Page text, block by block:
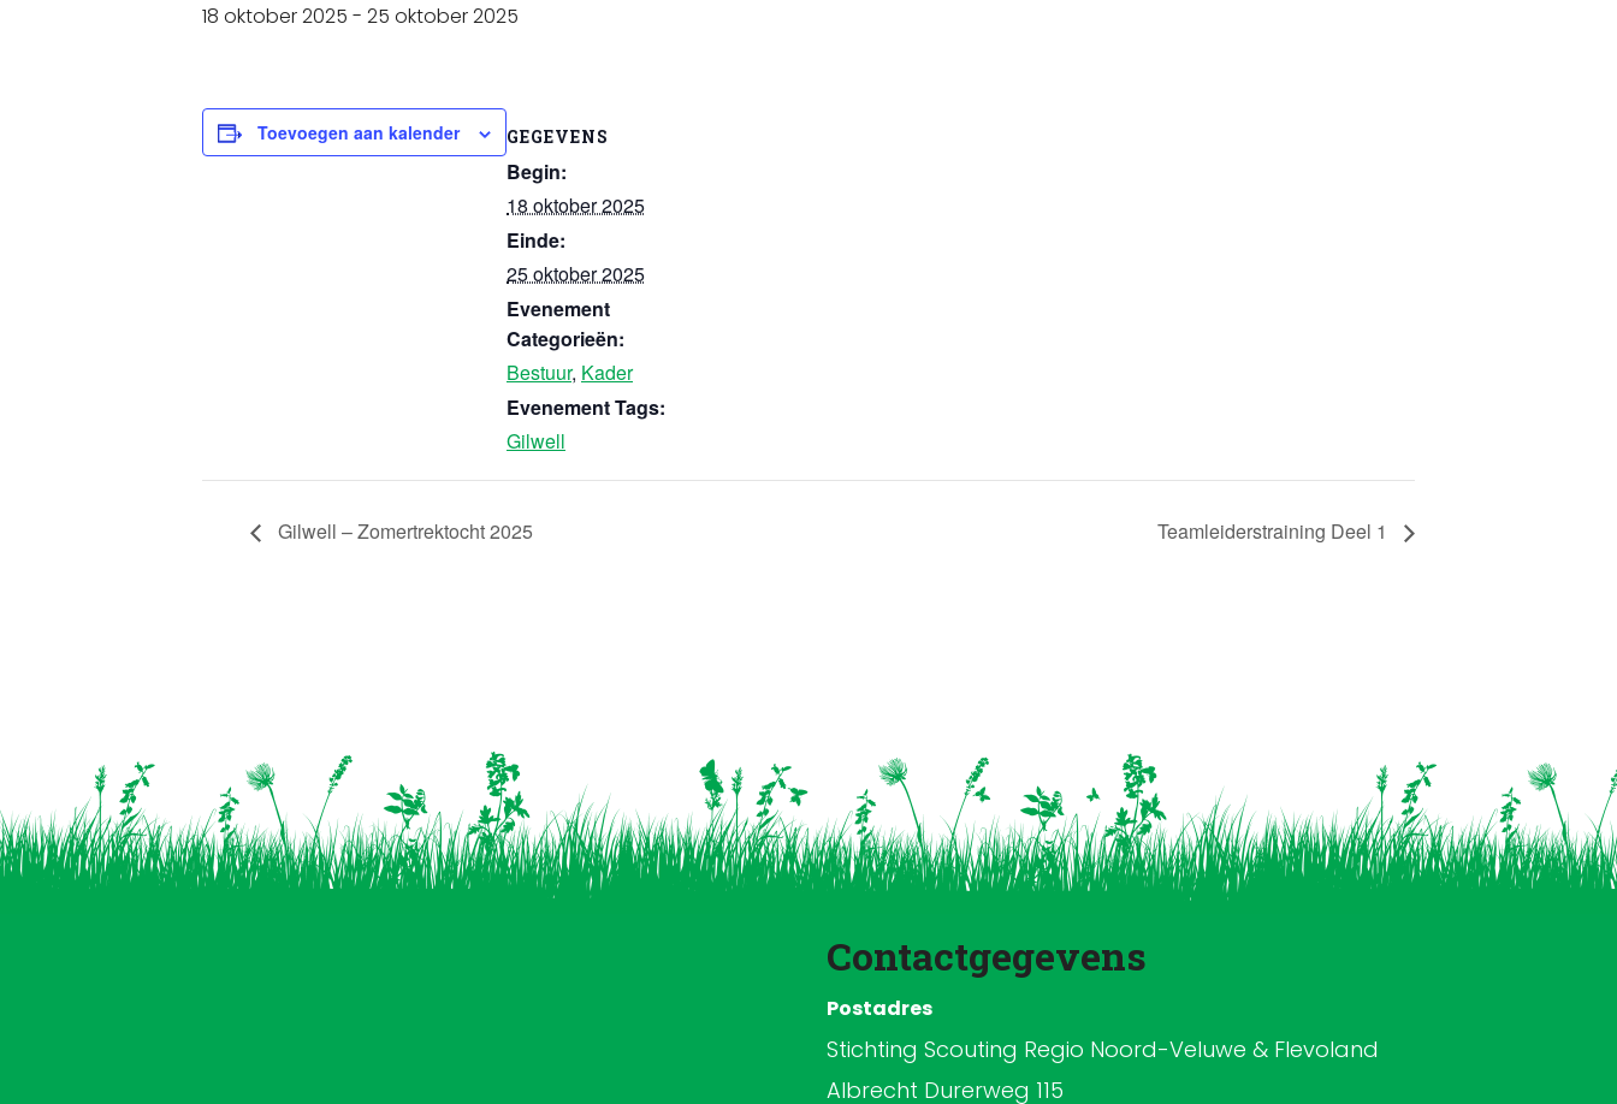
18 oktober 2025 - 25 oktober 2025
Toevoegen aan kalender GEGEVENS
Begin:
18 oktober 2025
Einde:
25 oktober 2025
Evenement
Categorieën:
Bestuur, Kader
Evenement Tags:
Gilwell
Gilwell – Zomertrektocht 2025 Teamleiderstraining Deel 1
Contactgegevens
Postadres
Stichting Scouting Regio Noord-Veluwe & Flevoland
Albrecht Durerweg 115